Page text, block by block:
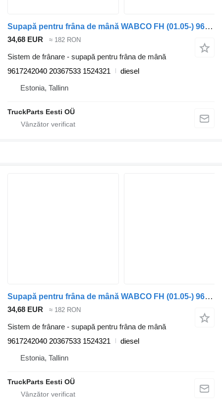
Supapă pentru frâna de mână WABCO FH (01.05-) 9617242040 pentru cap tractor Volvo FH12, FH16, NH12, FH, VNL780 (1993-2014)
34,68 EUR ≈ 182 RON
Sistem de frânare - supapă pentru frâna de mână
9617242040 20367533 1524321
diesel
Estonia, Tallinn
TruckParts Eesti OÜ
Supapă pentru frâna de mână WABCO FH (01.05-) 9617242040 pentru cap tractor Volvo FH12, FH16, NH12, FH, VNL780 (1993-2014)
34,68 EUR ≈ 182 RON
Sistem de frânare - supapă pentru frâna de mână
9617242040 20367533 1524321
diesel
Estonia, Tallinn
TruckParts Eesti OÜ